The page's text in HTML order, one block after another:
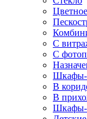
С
С
Шкафы-
В
В
Шкафы-